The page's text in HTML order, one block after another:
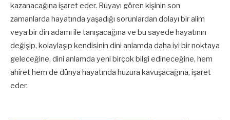
kazanacağına işaret eder. Rüyayı gören kişinin son
zamanlarda hayatında yaşadığı sorunlardan dolayı bir alim
veya bir din adamı ile tanışacağına ve bu sayede hayatının
değişip, kolaylaşıp kendisinin dini anlamda daha iyi bir noktaya
geleceğine, dini anlamda yeni birçok bilgi edineceğine, hem
ahiret hem de dünya hayatında huzura kavuşacağına, işaret
eder.